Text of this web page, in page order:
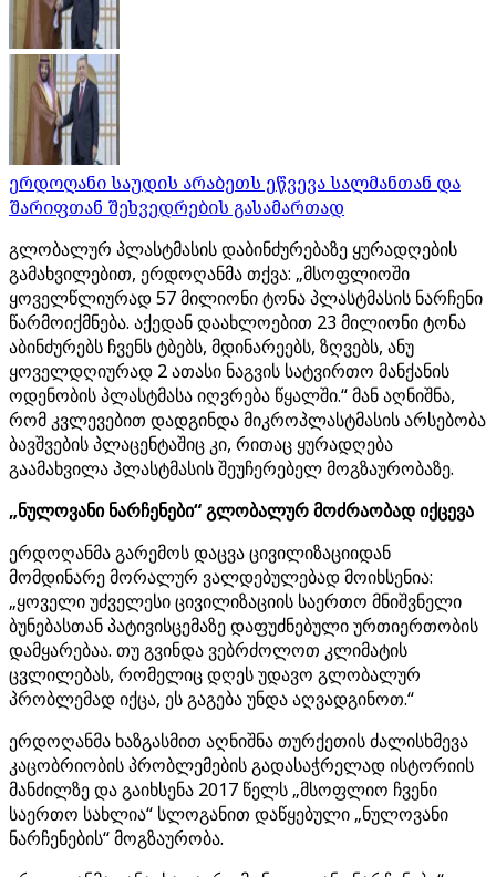
ერდოღანი საუდის არაბეთს ეწვევა სალმანთან და
შარიფთან შეხვედრების გასამართად
გლობალურ პლასტმასის დაბინძურებაზე ყურადღების
გამახვილებით, ერდოღანმა თქვა: „მსოფლიოში
ყოველწლიურად 57 მილიონი ტონა პლასტმასის ნარჩენი
წარმოიქმნება. აქედან დაახლოებით 23 მილიონი ტონა
აბინძურებს ჩვენს ტბებს, მდინარეებს, ზღვებს, ანუ
ყოველდღიურად 2 ათასი ნაგვის სატვირთო მანქანის
ოდენობის პლასტმასა იღვრება წყალში.“ მან აღნიშნა,
რომ კვლევებით დადგინდა მიკროპლასტმასის არსებობა
ბავშვების პლაცენტაშიც კი, რითაც ყურადღება
გაამახვილა პლასტმასის შეუჩერებელ მოგზაურობაზე.
„ნულოვანი ნარჩენები“ გლობალურ მოძრაობად იქცევა
ერდოღანმა გარემოს დაცვა ცივილიზაციიდან
მომდინარე მორალურ ვალდებულებად მოიხსენია:
„ყოველი უძველესი ცივილიზაციის საერთო მნიშვნელი
ბუნებასთან პატივისცემაზე დაფუძნებული ურთიერთობის
დამყარებაა. თუ გვინდა ვებრძოლოთ კლიმატის
ცვლილებას, რომელიც დღეს უდავო გლობალურ
პრობლემად იქცა, ეს გაგება უნდა აღვადგინოთ.“
ერდოღანმა ხაზგასმით აღნიშნა თურქეთის ძალისხმევა
კაცობრიობის პრობლემების გადასაჭრელად ისტორიის
მანძილზე და გაიხსენა 2017 წელს „მსოფლიო ჩვენი
საერთო სახლია“ სლოგანით დაწყებული „ნულოვანი
ნარჩენების“ მოგზაურობა.